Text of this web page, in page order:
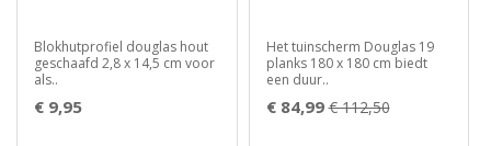
Blokhutprofiel douglas hout
geschaafd 2,8 x 14,5 cm voor
als..
€ 9,95
Het tuinscherm Douglas 19
planks 180 x 180 cm biedt
een duur..
€ 84,99 € 112,50